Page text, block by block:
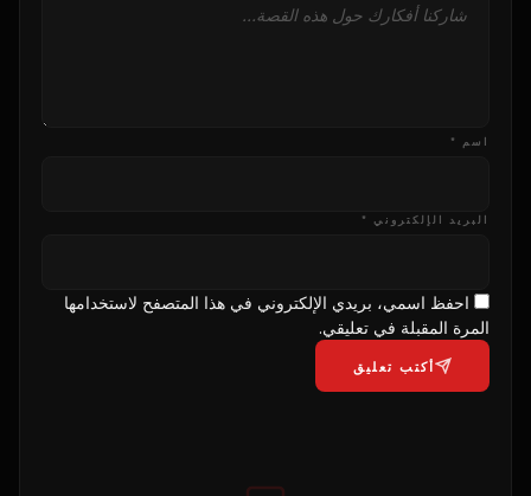
اسم *
البريد الإلكتروني *
احفظ اسمي، بريدي الإلكتروني في هذا المتصفح لاستخدامها
المرة المقبلة في تعليقي.
أكتب تعليق